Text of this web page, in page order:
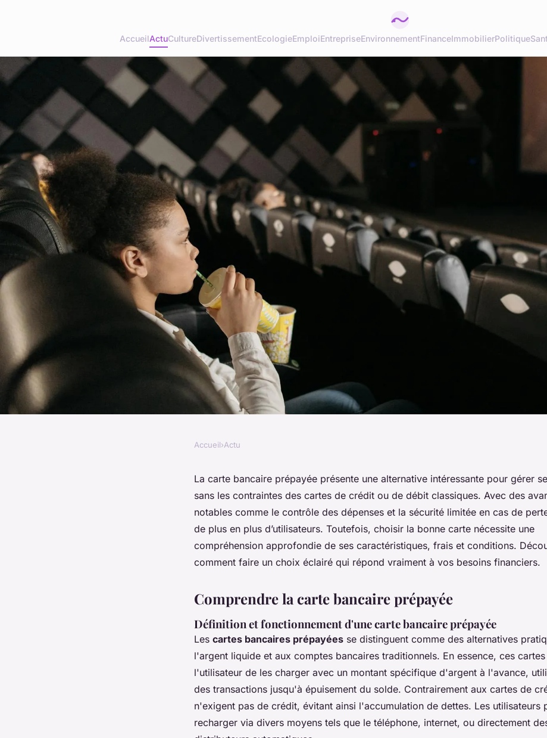
AccueilActuCultureDivertissementEcologieEmploiEntrepriseEnvironnementFinanceImmobilierPolitique
Comprendre la carte bancaire
prépayée : avantages et choix
10 min de lecture
Accueil›Actu
La carte bancaire prépayée présente une alternative intéressante pour gérer
sans les contraintes des cartes de crédit ou de débit classiques. Avec des
notables comme le contrôle des dépenses et la sécurité limitée en cas de
de plus en plus d’utilisateurs. Toutefois, choisir la bonne carte nécessite une
compréhension approfondie de ses caractéristiques, frais et conditions.
comment faire un choix éclairé qui répond vraiment à vos besoins financiers.
Comprendre la carte bancaire prépayée
Définition et fonctionnement d'une carte bancaire prépayée
Les cartes bancaires prépayées se distinguent comme des alternatives
l'argent liquide et aux comptes bancaires traditionnels. En essence, ces
l'utilisateur de les charger avec un montant spécifique d'argent à l'avance,
des transactions jusqu'à épuisement du solde. Contrairement aux cartes de
n'exigent pas de crédit, évitant ainsi l'accumulation de dettes. Les utilisateurs
recharger via divers moyens tels que le téléphone, internet, ou directement